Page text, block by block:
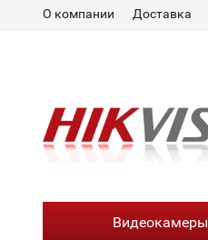
О компании Доставка
Видеокамеры